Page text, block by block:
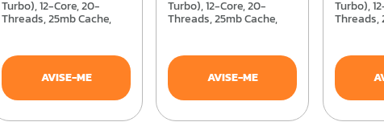
Turbo), 12-Core, 20-
Threads, 25mb Cache,
AVISE-ME
Turbo), 12-Core, 20-
Threads, 25mb Cache,
AVISE-ME
Turbo),
Threads,